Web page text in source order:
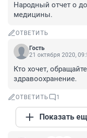
Народный отчет о
медицины.
ОТВЕТИТЬ
Гость
21 октября 2020,
Кто хочет,
здравоохранение.
ОТВЕТИТЬ 1
Показать